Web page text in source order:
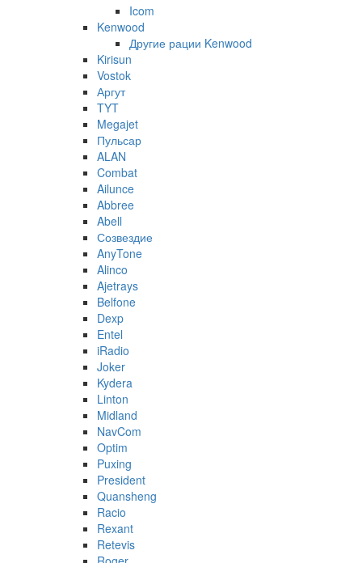
Icom
Kenwood
Другие рации Kenwood
Kirisun
Vostok
Аргут
TYT
Megajet
Пульсар
ALAN
Combat
Ailunce
Abbree
Abell
Созвездие
AnyTone
Alinco
Ajetrays
Belfone
Dexp
Entel
iRadio
Joker
Kydera
Linton
Midland
NavCom
Optim
Puxing
President
Quansheng
Racio
Rexant
Retevis